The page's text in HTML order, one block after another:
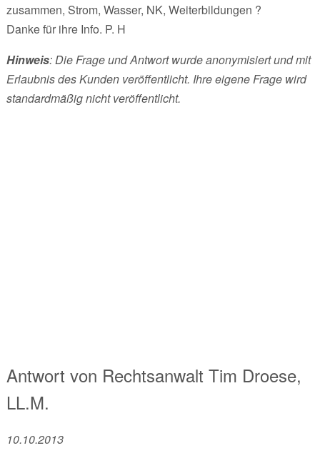
zusammen, Strom, Wasser, NK, Weiterbildungen ?
Danke für ihre Info. P. H
Hinweis: Die Frage und Antwort wurde anonymisiert und mit
Erlaubnis des Kunden veröffentlicht. Ihre eigene Frage wird
standardmäßig nicht veröffentlicht.
Antwort von Rechtsanwalt Tim Droese,
LL.M.
10.10.2013